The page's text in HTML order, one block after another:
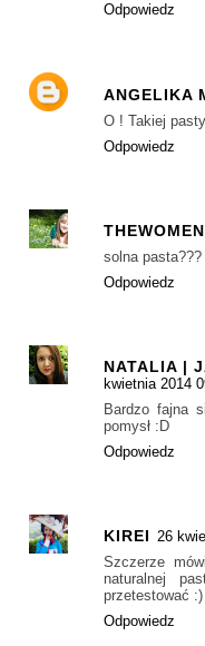
Odpowiedz
ANGELIKA
O ! Takiej
Odpowiedz
solna pasta???
Odpowiedz
NATALIA |
kwietnia 2014
Bardzo fajna
pomysł :D
Odpowiedz
KIREI 26
Szczerze
naturalnej
przetestować :)
Odpowiedz